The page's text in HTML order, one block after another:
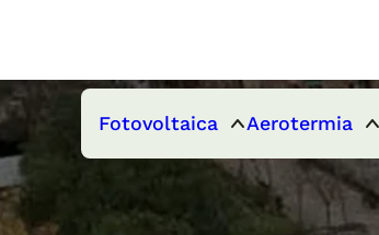
Fotovoltaica Aerotermia